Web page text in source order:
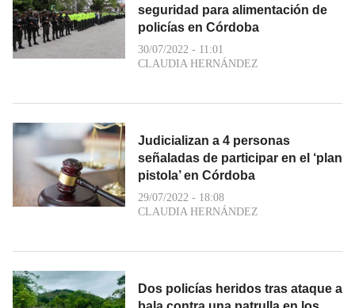
seguridad para alimentación de
policías en Córdoba
30/07/2022 - 11:01
CLAUDIA HERNÁNDEZ
Judicializan a 4 personas
señaladas de participar en el ‘plan
pistola’ en Córdoba
29/07/2022 - 18:08
CLAUDIA HERNÁNDEZ
Dos policías heridos tras ataque a